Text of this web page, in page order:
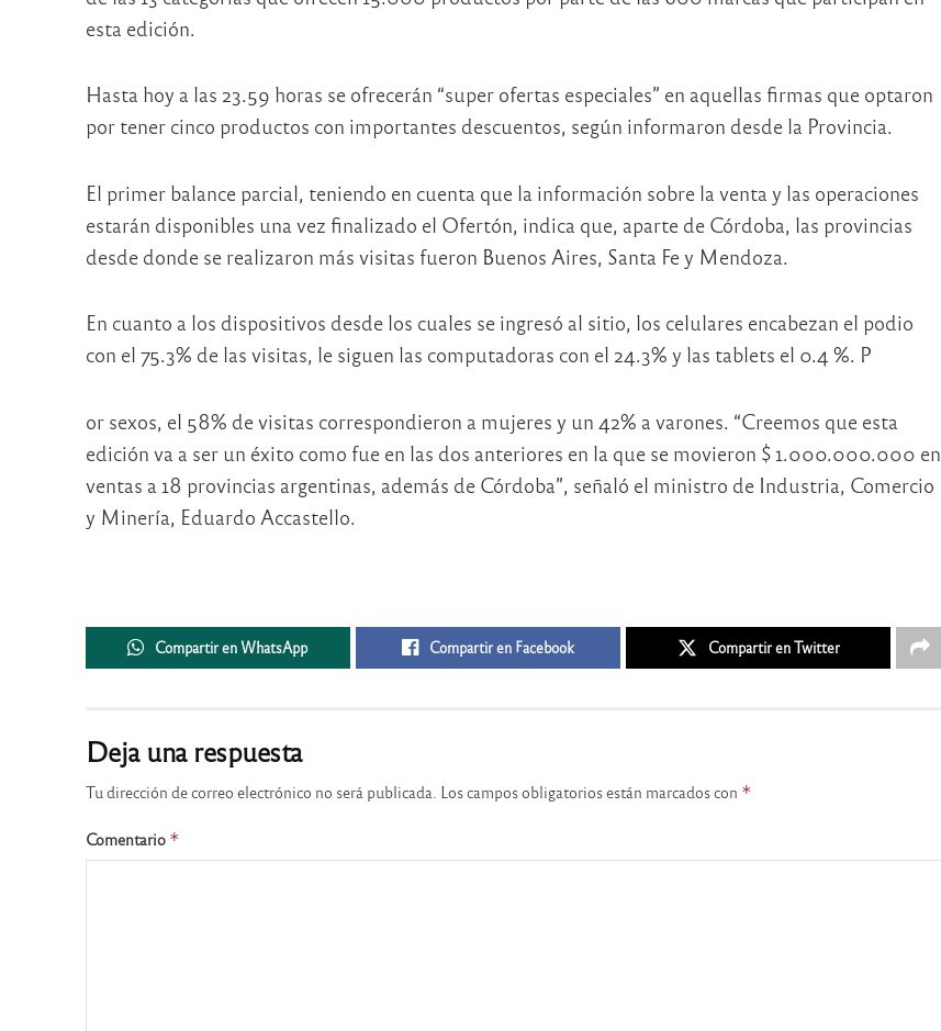
esta edición.
Hasta hoy a las 23.59 horas se ofrecerán “super ofertas especiales” en aquellas firmas que optaron
por tener cinco productos con importantes descuentos, según informaron desde la Provincia.
El primer balance parcial, teniendo en cuenta que la información sobre la venta y las operaciones
estarán disponibles una vez finalizado el Ofertón, indica que, aparte de Córdoba, las provincias
desde donde se realizaron más visitas fueron Buenos Aires, Santa Fe y Mendoza.
En cuanto a los dispositivos desde los cuales se ingresó al sitio, los celulares encabezan el podio
con el 75.3% de las visitas, le siguen las computadoras con el 24.3% y las tablets el 0.4 %. P
or sexos, el 58% de visitas correspondieron a mujeres y un 42% a varones. “Creemos que esta
edición va a ser un éxito como fue en las dos anteriores en la que se movieron $ 1.000.000.000 en
ventas a 18 provincias argentinas, además de Córdoba”, señaló el ministro de Industria, Comercio
y Minería, Eduardo Accastello.
Compartir en WhatsApp Compartir en Facebook Compartir en Twitter
Deja una respuesta
Tu dirección de correo electrónico no será publicada. Los campos obligatorios están marcados con *
Comentario *